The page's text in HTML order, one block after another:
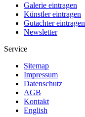
Galerie eintragen
Künstler eintragen
Gutachter eintragen
Newsletter
Service
Sitemap
Impressum
Datenschutz
AGB
Kontakt
English